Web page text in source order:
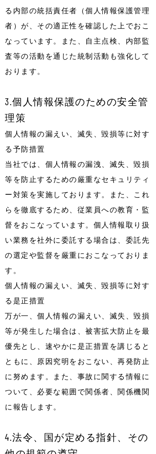
る内部の統括責任者（個人情報保護管理
者）が、その適正性を確認した上でおこ
なっています。また、自主点検、内部監
査等の活動を通じた統制活動も強化して
おります。
3.個人情報保護のための安全管
理策
個人情報の漏えい、滅失、毀損等に対す
る予防措置
当社では、個人情報の漏洩、滅失、毀損
等を防止するための厳重なセキュリティ
ー対策を実施しております。また、これ
らを徹底するため、従業員への教育・監
督をおこなっています。個人情報取り扱
い業務を社外に委託する場合は、委託先
の選定や監督を厳重におこなっておりま
す。
個人情報の漏えい、滅失、毀損等に対す
る是正措置
万が一、個人情報の漏えい、滅失、毀損
等が発生した場合は、被害拡大防止を最
優先とし、速やかに是正措置を講じると
ともに、原因究明をおこない、再発防止
に努めます。また、事故に関する情報に
ついて、必要な範囲で関係者、関係機関
に報告します。
4.法令、国が定める指針、その